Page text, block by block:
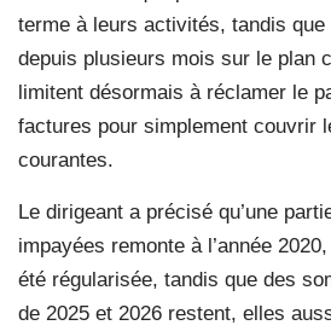
terme à leurs activités, tandis que
depuis plusieurs mois sur le plan
limitent désormais à réclamer le
factures pour simplement couvrir
courantes.
Le dirigeant a précisé qu’une
impayées remonte à l’année
été régularisée, tandis que des
de 2025 et 2026 restent, elles